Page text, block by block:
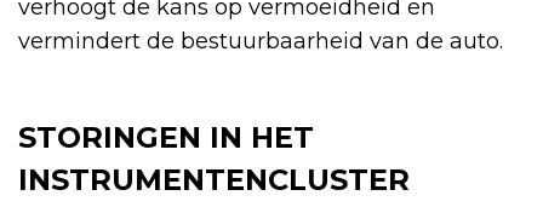
verhoogt de kans op vermoeidheid en
vermindert de bestuurbaarheid van de auto.
STORINGEN IN HET
INSTRUMENTENCLUSTER